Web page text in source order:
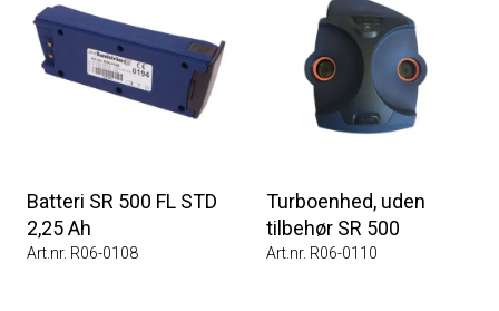
Batteri SR 500 FL STD
2,25 Ah
Art.nr. R06-0108
Turboenhed, uden
tilbehør SR 500
Art.nr. R06-0110